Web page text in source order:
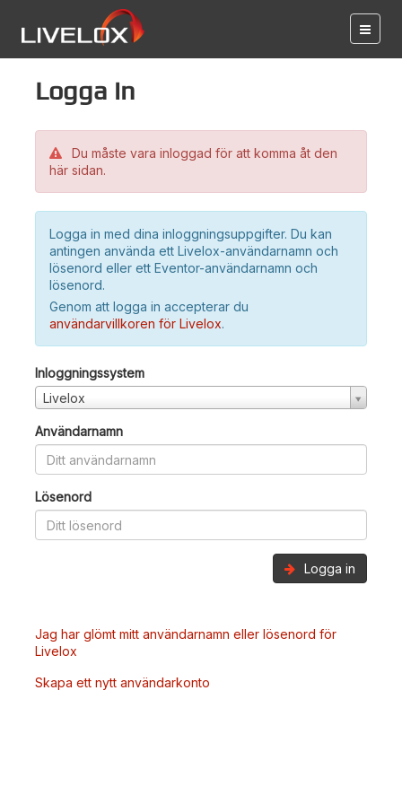
Logga in
Du måste vara inloggad för att komma åt den
här sidan.
Logga in med dina inloggningsuppgifter. Du kan
antingen använda ett Livelox-användarnamn och
lösenord eller ett Eventor-användarnamn och
lösenord.
Genom att logga in accepterar du
användarvillkoren för Livelox.
Inloggningssystem
Livelox
Användarnamn
Lösenord
Logga in
Jag har glömt mitt användarnamn eller lösenord för
Livelox
Skapa ett nytt användarkonto